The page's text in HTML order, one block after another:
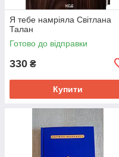
Я тебе намріяла Світлана
Талан
Готово до відправки
330 ₴
Купити